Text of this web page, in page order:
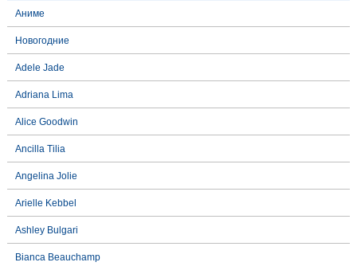
Аниме
Новогодние
Adele Jade
Adriana Lima
Alice Goodwin
Ancilla Tilia
Angelina Jolie
Arielle Kebbel
Ashley Bulgari
Bianca Beauchamp